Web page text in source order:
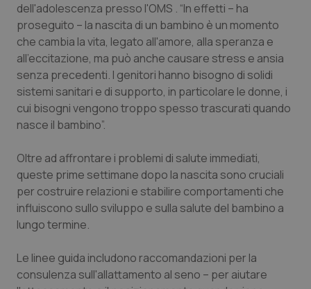
Umbria
Valle D’Aosta
Veneto
Oftalmologia
Oncodermatologia
Oncoematologia
Oncologia & Nutrizione
Psoriasi & pelle
Quotidiano Cardiologia
Quotidiano Chirurgia
Quotidiano Oncologia
dell'adolescenza presso l'OMS . “In effetti – ha
proseguito – la nascita di un bambino è un momento
che cambia la vita, legato all'amore, alla speranza e
all'eccitazione, ma può anche causare stress e ansia
senza precedenti. I genitori hanno bisogno di solidi
sistemi sanitari e di supporto, in particolare le donne, i
cui bisogni vengono troppo spesso trascurati quando
nasce il bambino”.
Oltre ad affrontare i problemi di salute immediati,
queste prime settimane dopo la nascita sono cruciali
per costruire relazioni e stabilire comportamenti che
influiscono sullo sviluppo e sulla salute del bambino a
lungo termine.
Le linee guida includono raccomandazioni per la
consulenza sull'allattamento al seno – per aiutare